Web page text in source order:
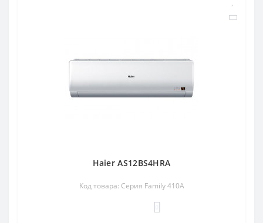
Haier AS12BS4HRA
Код товара: Серия Family 410A